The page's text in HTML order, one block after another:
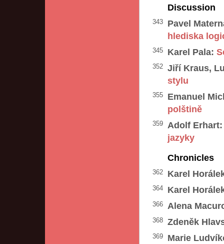
Discussion
343
Pavel
hlediska
345 Karel Pala:
352
Jiří Kraus,
stylu
355
Emanuel
polštině
359
Adolf Erhart:
jazyky
Chronicles
362 Karel
364 Karel
366 Alena
368 Zdeněk
369 Marie